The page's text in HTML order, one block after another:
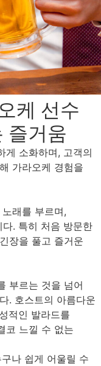
케 선수
즐거움
게 소화하며, 고객의
가라오케 경험을
래를 부르며,
. 특히 처음 방문한
장을 풀고 즐거운
부르는 것을 넘어
. 호스트의 아름다운
적인 발라드를
코 느낄 수 없는
나 쉽게 어울릴 수